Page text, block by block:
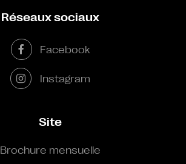
Réseaux sociaux
Facebook
Instagram
Site
Brochure mensuelle